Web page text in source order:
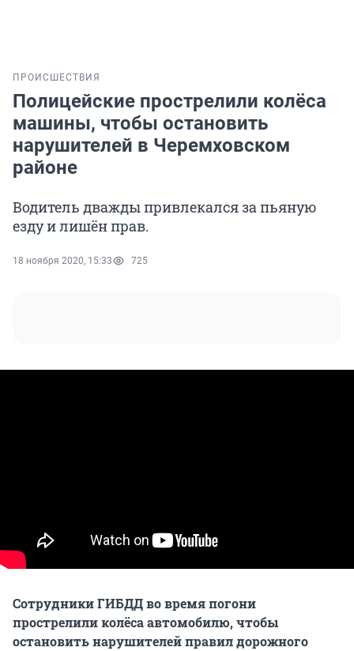
ПРОИСШЕСТВИЯ
Полицейские прострелили колёса
машины, чтобы остановить
нарушителей в Черемховском
районе
Водитель дважды привлекался за пьяную
езду и лишён прав.
18 ноября 2020, 15:33 725
Сотрудники ГИБДД во время погони
прострелили колёса автомобилю, чтобы
остановить нарушителей правил дорожного